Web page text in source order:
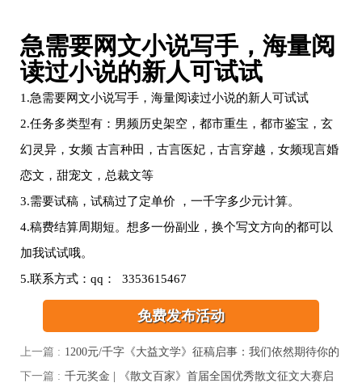
急需要网文小说写手，海量阅
读过小说的新人可试试
1.急需要网文小说写手，海量阅读过小说的新人可试试
2.任务多类型有：男频历史架空，都市重生，都市鉴宝，玄
幻灵异，女频 古言种田，古言医妃，古言穿越，女频现言婚
恋文，甜宠文，总裁文等
3.需要试稿，试稿过了定单价 ，一千字多少元计算。
4.稿费结算周期短。想多一份副业，换个写文方向的都可以
加我试试哦。
5.联系方式：qq： 3353615467
免费发布活动
上一篇 : 1200元/千字《大益文学》征稿启事：我们依然期待你的
答案，期待你每一次带来的不一样的回答！
下一篇 : 千元奖金 | 《散文百家》首届全国优秀散文征文大赛启